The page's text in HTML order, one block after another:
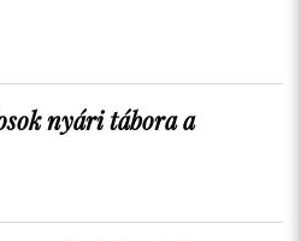
nyári tábora a